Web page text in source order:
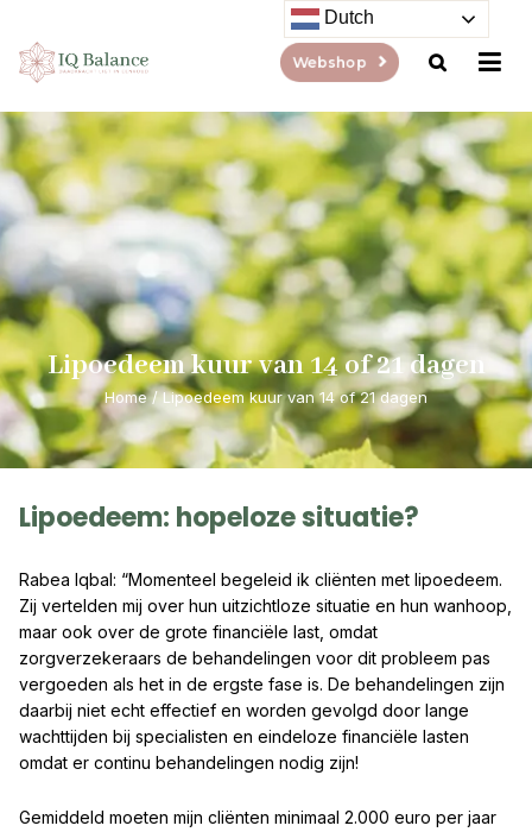
Webshop
Lipoedeem kuur van 14 of 21 dagen
Home/Lipoedeem kuur van 14 of 21 dagen
Lipoedeem: hopeloze situatie?
Rabea Iqbal: “Momenteel begeleid ik cliënten met lipoedeem.
Zij vertelden mij over hun uitzichtloze situatie en hun wanhoop,
maar ook over de grote financiële last, omdat
zorgverzekeraars de behandelingen voor dit probleem pas
vergoeden als het in de ergste fase is. De behandelingen zijn
daarbij niet echt effectief en worden gevolgd door lange
wachttijden bij specialisten en eindeloze financiële lasten
omdat er continu behandelingen nodig zijn!
Gemiddeld moeten mijn cliënten minimaal 2.000 euro per jaar
Dutch